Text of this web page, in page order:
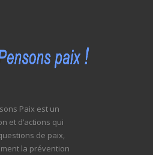
Paix est un
et d’actions qui
de paix,
la prévention